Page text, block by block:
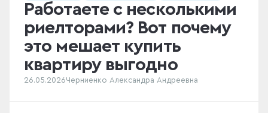
Работаете с несколькими
риелторами? Вот почему
это мешает купить
квартиру выгодно
26.05.2026Черниенко Александра Андреевна